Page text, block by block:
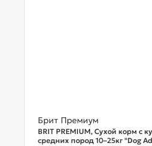
Брит Премиум
BRIT PREMIUM, Сухой корм с
средних пород 10–25кг "Dog